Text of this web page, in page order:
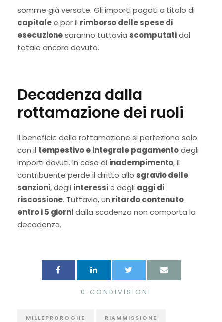
somme già versate. Gli importi pagati a titolo di
capitalee per il rimborso delle spese di
esecuzionesaranno tuttavia scomputatidal
totale ancora dovuto.
Decadenza dalla
rottamazione dei ruoli
Il beneficio della rottamazione si perfeziona solo
con il tempestivo e integrale pagamentodegli
importi dovuti. In caso di inadempimento, il
contribuente perde il diritto allo sgravio delle
sanzioni, degli interessie degli aggi di
riscossione. Tuttavia, un ritardo contenuto
entro i 5 giornidalla scadenza non comporta la
decadenza.
0 CONDIVISIONI
MILLEPROROGHE RIAMMISSIONE